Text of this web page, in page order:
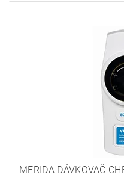
MERIDA DÁVKOVAČ